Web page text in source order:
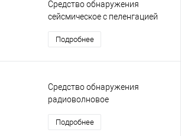
Средство обнаружения
сейсмическое с пеленгацией
Подробнее
Средство обнаружения
радиоволновое
(РВП)
Подробнее